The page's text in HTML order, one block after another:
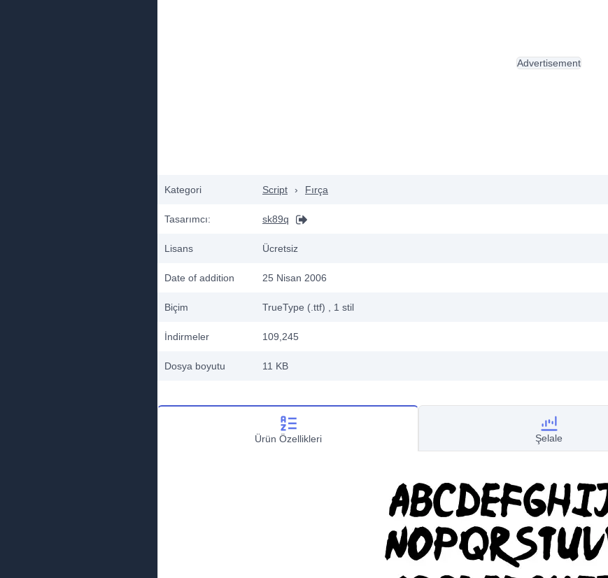
Kategori Script › Fırça
Tasarımcı: sk89q
Lisans Ücretsiz
Date of addition 25 Nisan 2006
Biçim TrueType (.ttf) , 1 stil
İndirmeler 109,245
Dosya boyutu 11 KB
Advertisement
Ürün Özellikleri Şelale